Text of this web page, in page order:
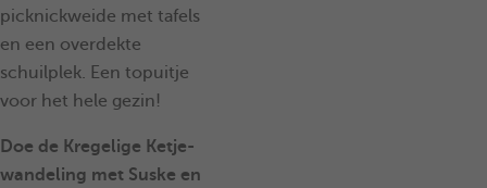
picknickweide met tafels
en een overdekte
schuilplek. Een topuitje
voor het hele gezin!
Doe de Kregelige Ketje-
wandeling met Suske en